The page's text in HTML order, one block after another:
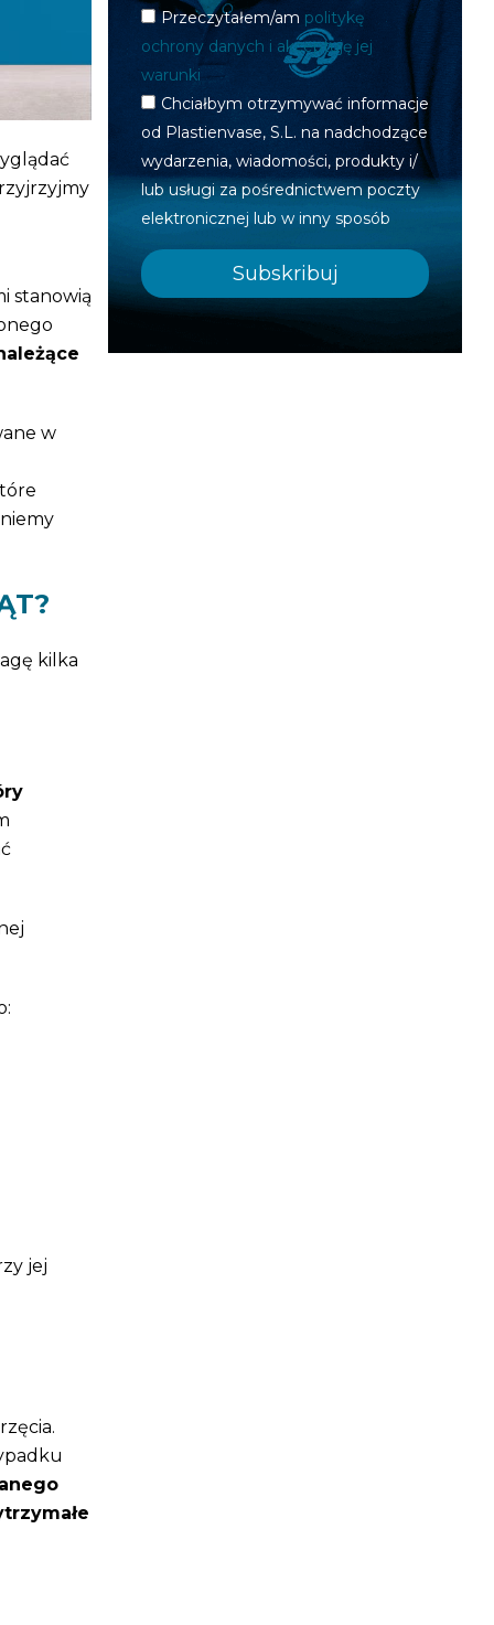
stanowią
w
kilka
jej
Przeczytałem/am politykę
ochrony danych i akceptuję jej
warunki
Chciałbym otrzymywać informacje
od Plastienvase, S.L. na nadchodzące
wydarzenia, wiadomości, produkty i/
lub usługi za pośrednictwem poczty
elektronicznej lub w inny sposób